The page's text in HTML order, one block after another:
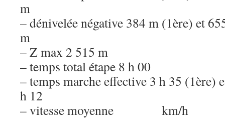
m
– dénivelée négative 384 m (1ère) et
m
– Z max 2 515 m
– temps total étape 8 h 00
– temps marche effective 3 h 35 (1ère)
h 12
– vitesse moyenne km/h